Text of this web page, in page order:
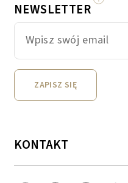
NEWSLETTER
ZAPISZ SIĘ
KONTAKT